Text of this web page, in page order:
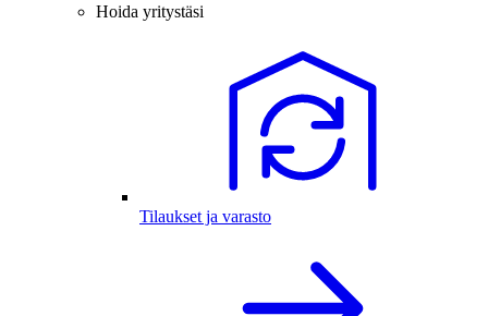
Hoida yritystäsi
Tilaukset ja varasto